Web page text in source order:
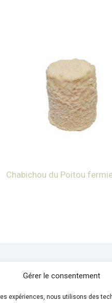
Gérer le consentement
expériences, nous utilisons des
Chabichou du Poitou
Générales de Ventes